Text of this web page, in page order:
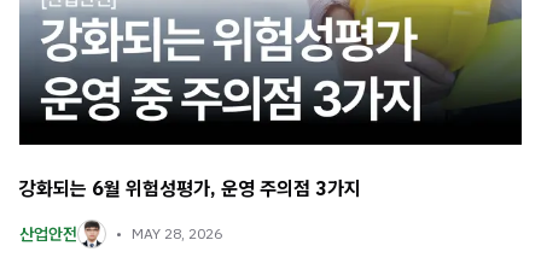
강화되는 6월 위험성평가, 운영 주의점 3가지
산업안전 MAY 28, 2026